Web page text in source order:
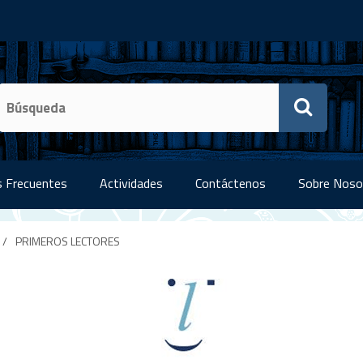
Frecuentes Actividades Contáctenos Sobre
/ PRIMEROS LECTORES